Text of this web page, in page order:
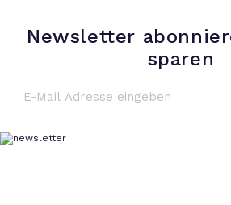
Newsletter
sparen